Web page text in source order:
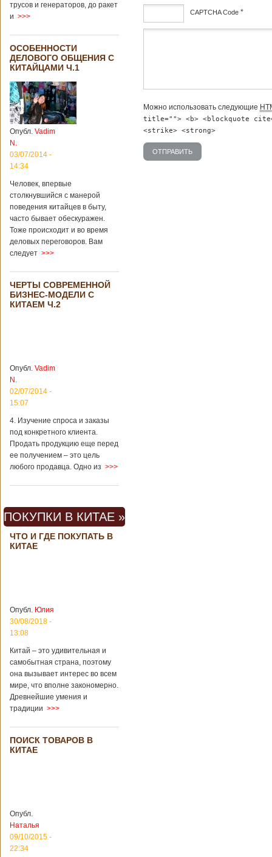
трусов и генераторов, до ракет
и >>>
ОСОБЕННОСТИ
ДЕЛОВОГО ОБЩЕНИЯ С
КИТАЙЦАМИ Ч.1
Опубл. Vadim
N.
03/07/2014 -
14:34
Человек, впервые
столкнувшийся с манерой
поведения китайцев в быту,
часто бывает обескуражен.
Тоже происходит и во время
деловых переговоров. Вам
следует >>>
ЧЕРТЫ СОВРЕМЕННОЙ
БИЗНЕС-МОДЕЛИ С
КИТАЕМ Ч.2
Опубл. Vadim
N.
02/07/2014 -
15:07
4. Изучение спроса и заказы
под конкретного клиента.
Продать продукцию еще перед
ее получением – это цель
любого продавца. Одно из >>>
ПОКУПКИ В КИТАЕ »
ЧТО И ГДЕ ПОКУПАТЬ В
КИТАЕ
Опубл. Юлия
30/08/2018 -
13:08
Китай – это удивительная и
самобытная страна, поэтому
она вызывает интерес во всем
мире, что вполне закономерно.
Древнейшие умения и
традиции >>>
ПОИСК ТОВАРОВ В
КИТАЕ
Опубл.
Наталья
09/10/2015 -
22:34
CAPTCHA Code *
Можно использовать следующие
title=""> <b> <blockquote
<strike> <strong>